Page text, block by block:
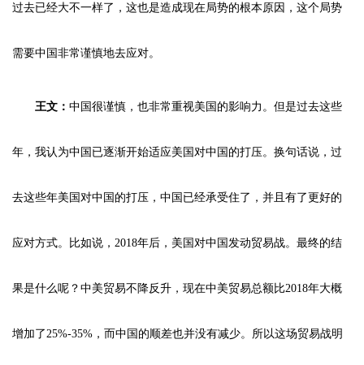
过去已经大不一样了，这也是造成现在局势的根本原因，这个局势
需要中国非常谨慎地去应对。
王文： 中国很谨慎，也非常重视美国的影响力。但是过去这些
年，我认为中国已逐渐开始适应美国对中国的打压。换句话说，过
去这些年美国对中国的打压，中国已经承受住了，并且有了更好的
应对方式。比如说，2018年后，美国对中国发动贸易战。最终的结
果是什么呢？中美贸易不降反升，现在中美贸易总额比2018年大概
增加了25%-35%，而中国的顺差也并没有减少。所以这场贸易战明